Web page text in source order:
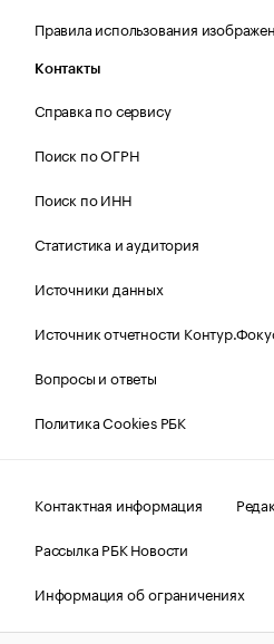
Правила использования
Контакты
Справка по сервису
Поиск по ОГРН
Поиск по ИНН
Статистика и аудитория
Источники данных
Источник отчетности
Вопросы и ответы
Политика Cookies РБК
Контактная информация
Рассылка РБК Новости
Информация об ограничениях
Правовая информация
О